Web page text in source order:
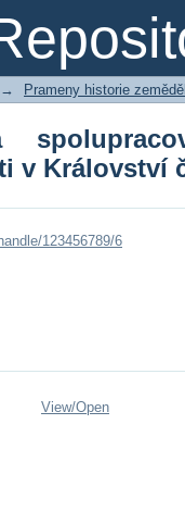
→ Prameny historie
v Království
123456789/6
View/Open